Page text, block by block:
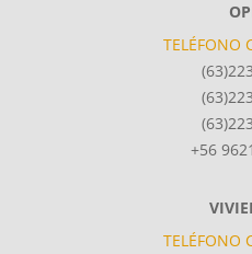
TELÉFONO
+56
TELÉFONO